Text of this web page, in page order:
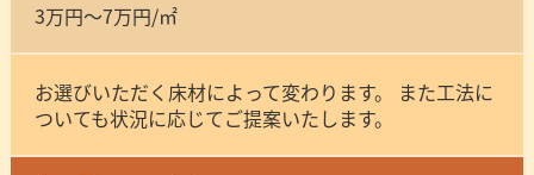
3万円～7万円/㎡
お選びいただく床材によって変わります。 また工法に
ついても状況に応じてご提案いたします。